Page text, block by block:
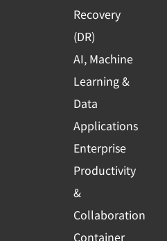
Recovery
(DR)
AI, Machine
Learning &
Data
Applications
Enterprise
Productivity
&
Collaboration
Container